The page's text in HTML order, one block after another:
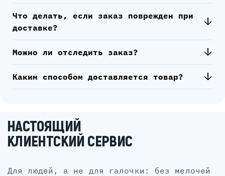
Что делать, если заказ поврежден при
доставке?
Можно ли отследить заказ?
Каким способом доставляется товар?
НАСТОЯЩИЙ
КЛИЕНТСКИЙ СЕРВИС
для людей, а не для галочки: без мелочей